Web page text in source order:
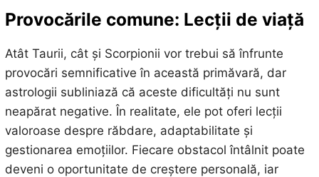
Provocările comune: Lecții de viață
Atât Taurii, cât și Scorpionii vor trebui să înfrunte
provocări semnificative în această primăvară, dar
astrologii subliniază că aceste dificultăți nu sunt
neapărat negative. În realitate, ele pot oferi lecții
valoroase despre răbdare, adaptabilitate și
gestionarea emoțiilor. Fiecare obstacol întâlnit poate
deveni o oportunitate de creștere personală, iar